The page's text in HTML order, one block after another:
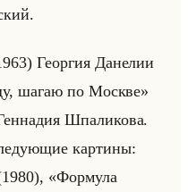
Ге­ор­гия Да­не­лии
шагаю по Москве»
Шпа­ли­ко­ва.
кар­ти­ны:
«Формула